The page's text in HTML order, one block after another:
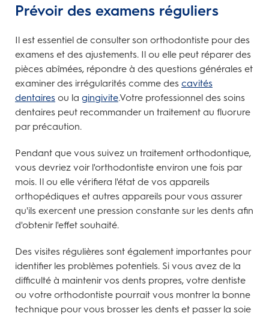
Prévoir des examens réguliers
Il est essentiel de consulter son orthodontiste pour des
examens et des ajustements. Il ou elle peut réparer des
pièces abîmées, répondre à des questions générales et
examiner des irrégularités comme des cavités
dentaires ou la gingivite.Votre professionnel des soins
dentaires peut recommander un traitement au fluorure
par précaution.
Pendant que vous suivez un traitement orthodontique,
vous devriez voir l'orthodontiste environ une fois par
mois. Il ou elle vérifiera l'état de vos appareils
orthopédiques et autres appareils pour vous assurer
qu'ils exercent une pression constante sur les dents afin
d'obtenir l'effet souhaité.
Des visites régulières sont également importantes pour
identifier les problèmes potentiels. Si vous avez de la
difficulté à maintenir vos dents propres, votre dentiste
ou votre orthodontiste pourrait vous montrer la bonne
technique pour vous brosser les dents et passer la soie